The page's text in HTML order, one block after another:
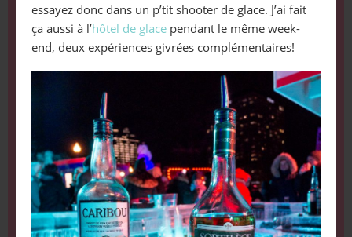
essayez donc dans un p’tit shooter de glace. J’ai fait
ça aussi à l’hôtel de glacependant le même week-
end, deux expériences givrées complémentaires!